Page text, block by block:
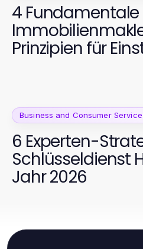
4 Fundamentale
Prinzipien für
Business and Consumer
6 Experten-
Schlüsseldienst
Jahr 2026